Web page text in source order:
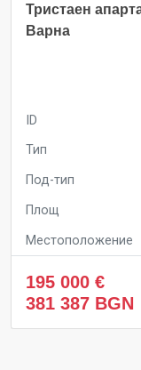
Тристаен
Варна
ID
Тип
Под-тип
Площ
Местоположение
195 000 €
381 387 BGN